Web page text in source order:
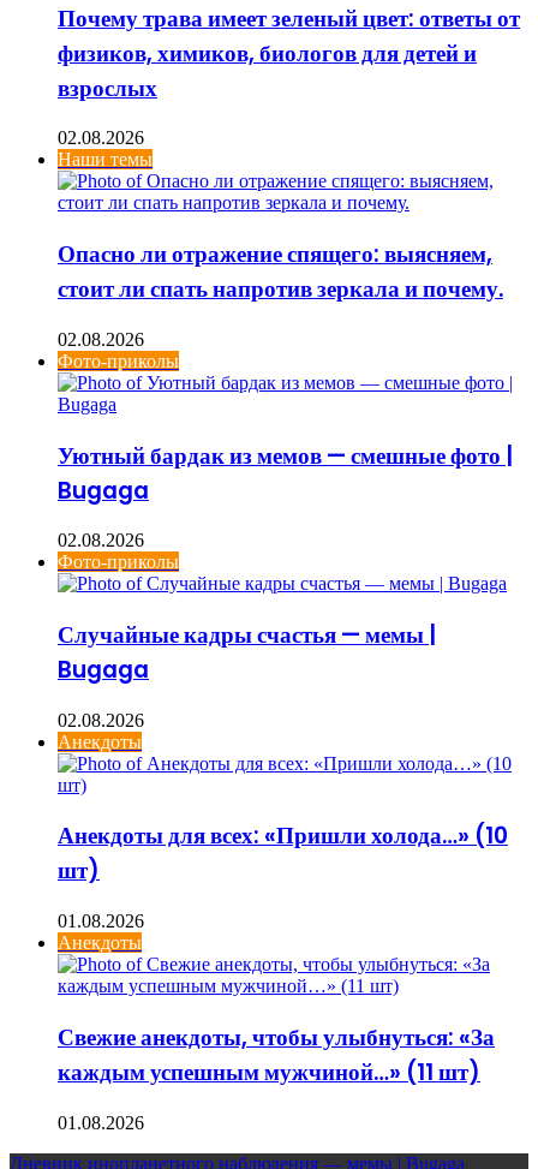
Почему трава имеет зеленый цвет: ответы от
физиков, химиков, биологов для детей и
взрослых
02.08.2026
Наши темы
Опасно ли отражение спящего: выясняем,
стоит ли спать напротив зеркала и почему.
02.08.2026
Фото-приколы
Уютный бардак из мемов — смешные фото |
Bugaga
02.08.2026
Фото-приколы
Случайные кадры счастья — мемы |
Bugaga
02.08.2026
Анекдоты
Анекдоты для всех: «Пришли холода…» (10
шт)
01.08.2026
Анекдоты
Свежие анекдоты, чтобы улыбнуться: «За
каждым успешным мужчиной…» (11 шт)
01.08.2026
Дневник инопланетного наблюдения — мемы | Bugaga